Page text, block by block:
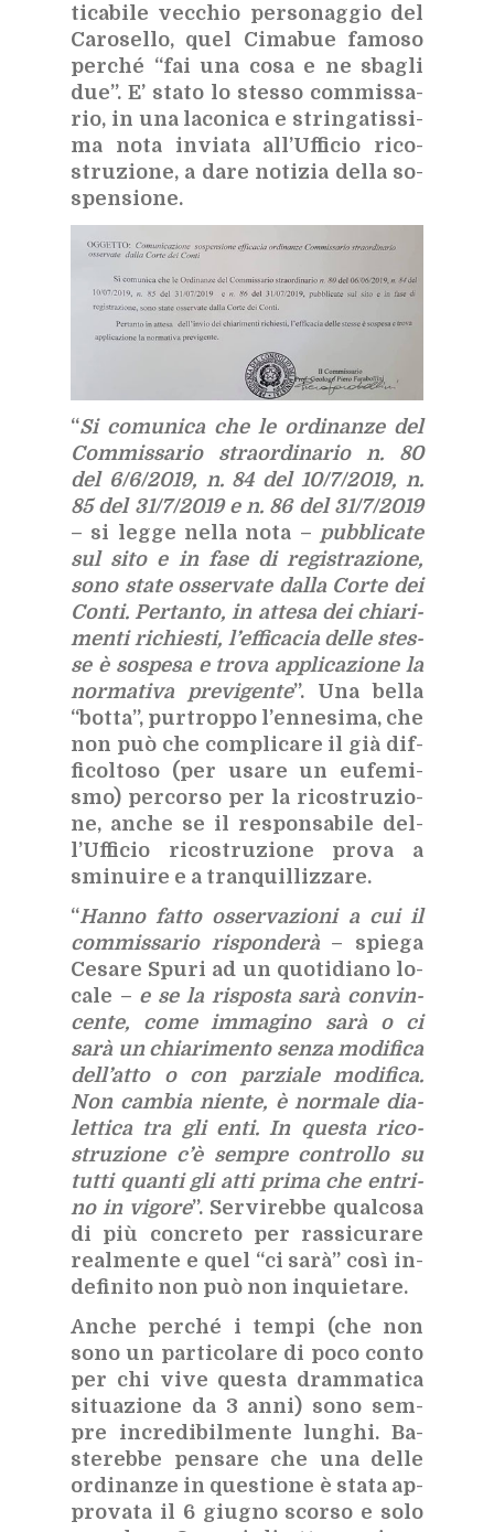
ti­ca­bi­le vec­chio per­so­nag­gio del
Ca­ro­sel­lo, quel Ci­ma­bue fa­mo­so
per­ché “fai una cosa e ne sba­gli
due”. E’ sta­to lo stes­so com­mis­sa­
rio, in una la­co­ni­ca e strin­ga­tis­si­
ma nota in­via­ta al­l’Uf­fi­cio ri­co­
stru­zio­ne, a dare no­ti­zia del­la so­
spen­sio­ne.
“Si co­mu­ni­ca che le or­di­nan­ze del
Com­mis­sa­rio straor­di­na­rio n. 80
del 6/​6/​2019, n. 84 del 10/​7/​2019, n.
85 del 31/​7/​2019 e n. 86 del 31/​7/​2019
– si leg­ge nel­la nota – pub­bli­ca­te
sul sito e in fase di re­gi­stra­zio­ne,
sono sta­te os­ser­va­te dal­la Cor­te dei
Con­ti. Per­tan­to, in at­te­sa dei chia­ri­
men­ti ri­chie­sti, l’ef­fi­ca­cia del­le stes­
se è so­spe­sa e tro­va ap­pli­ca­zio­ne la
nor­ma­ti­va pre­vi­gen­te”. Una bel­la
“bot­ta”, pur­trop­po l’en­ne­si­ma, che
non può che com­pli­ca­re il già dif­
fi­col­to­so (per usa­re un eu­fe­mi­
smo) per­cor­so per la ri­co­stru­zio­
ne, an­che se il re­spon­sa­bi­le del­
l’Uf­fi­cio ri­co­stru­zio­ne pro­va a
smi­nui­re e a tran­quil­liz­za­re.
“Han­no fat­to os­ser­va­zio­ni a cui il
com­mis­sa­rio ri­spon­de­rà– spie­ga
Ce­sa­re Spu­ri ad un quo­ti­dia­no lo­
ca­le – e se la ri­spo­sta sarà con­vin­
cen­te, come im­ma­gi­no sarà o ci
sarà un chia­ri­men­to sen­za mo­di­fi­ca
del­l’at­to o con par­zia­le mo­di­fi­ca.
Non cam­bia nien­te, è nor­ma­le dia­
let­ti­ca tra gli enti. In que­sta ri­co­
stru­zio­ne c’è sem­pre con­trol­lo su
tut­ti quan­ti gli atti pri­ma che en­tri­
no in vi­go­re”. Ser­vi­reb­be qual­co­sa
di più con­cre­to per ras­si­cu­ra­re
real­men­te e quel “ci sarà” così in­
de­fi­ni­to non può non in­quie­ta­re.
An­che per­ché i tem­pi (che non
sono un par­ti­co­la­re di poco con­to
per chi vive que­sta dram­ma­ti­ca
si­tua­zio­ne da 3 anni) sono sem­
pre in­cre­di­bil­men­te lun­ghi. Ba­
ste­reb­be pen­sa­re che una del­le
or­di­nan­ze in que­stio­ne è sta­ta ap­
pro­va­ta il 6 giu­gno scor­so e solo